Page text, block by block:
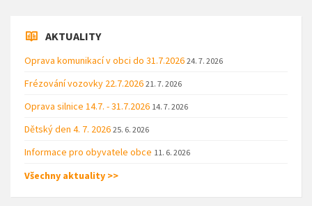
AKTUALITY
Oprava komunikací v obci do 31.7.2026 24. 7. 2026
Frézování vozovky 22.7.2026 21. 7. 2026
Oprava silnice 14.7. - 31.7.2026 14. 7. 2026
Dětský den 4. 7. 2026 25. 6. 2026
Informace pro obyvatele obce 11. 6. 2026
Všechny aktuality >>